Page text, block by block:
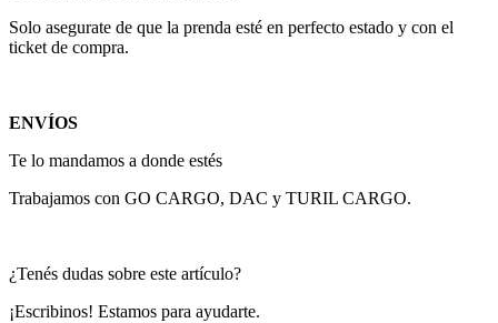
Solo asegurate de que la prenda esté en perfecto estado y con el
ticket de compra.
ENVÍOS
Te lo mandamos a donde estés
Trabajamos con GO CARGO, DAC y TURIL CARGO.
¿Tenés dudas sobre este artículo?
¡Escribinos! Estamos para ayudarte.